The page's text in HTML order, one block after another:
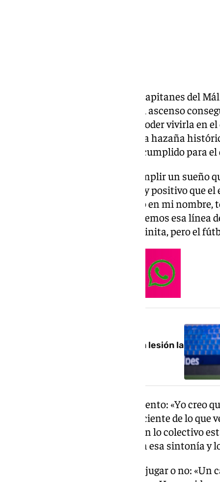
Ramón Enríquez es uno de los capitanes del
ejercer en la sombra, como en el ascenso
ser una espinita clavada al no poder vivirla en
la oportunidad de conseguir otra hazaña
División, lo que sería un sueño cumplido para el
«Se me pasa por la cabeza el cumplir un sueño
pisé Málaga con 12 años. Es muy positivo que
los hemos tenido. No solo hablo en mi
afrontar cosas bonitas pero tenemos esa línea
que lo de Tarragona fue una espinita, pero el
La superación de Ramón: «Cada lesión la
Se ha preparado para este momento: «Yo creo
duro en la sombra. Siendo consciente de lo que
No solo a nivel individual sino en lo colectivo
muy contentos. Que sigamos en esa sintonía y
Ha sido capitán, le haya tocado jugar o no: